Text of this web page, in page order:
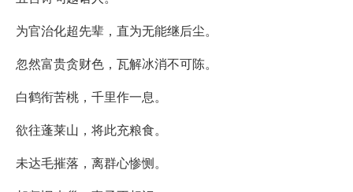
为官治化超先辈，直为无能继后尘。
忽然富贵贪财色，瓦解冰消不可陈。
白鹤衔苦桃，千里作一息。
欲往蓬莱山，将此充粮食。
未达毛摧落，离群心惨恻。